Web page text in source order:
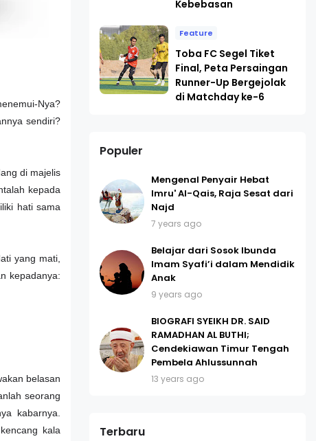
Nya?
sendiri?
di majelis
kepada
hati sama
yang mati,
kepadanya:
belasan
seorang
kabarnya.
kala
Kebebasan
Feature
Toba FC Segel Tiket
Final, Peta Persaingan
Runner-Up Bergejolak
di Matchday ke-6
Populer
Mengenal Penyair Hebat
Imru' Al-Qais, Raja Sesat dari
Najd
7 years ago
Belajar dari Sosok Ibunda
Imam Syafi’i dalam Mendidik
Anak
9 years ago
BIOGRAFI SYEIKH DR. SAID
RAMADHAN AL BUTHI;
Cendekiawan Timur Tengah
Pembela Ahlussunnah
13 years ago
Terbaru